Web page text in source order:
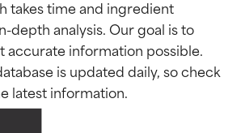
takes time and ingredient
depth analysis. Our goal is to
accurate information possible.
is updated daily, so check
de
de